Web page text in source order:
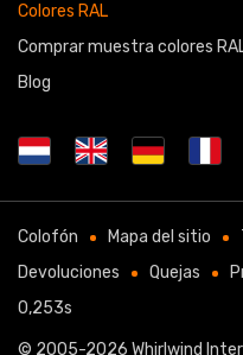
Colores RAL
Comprar muestra colores
Blog
Colofón Mapa del sitio
Devoluciones
Quejas
0,253s
© 2005-2026 Whirlwind